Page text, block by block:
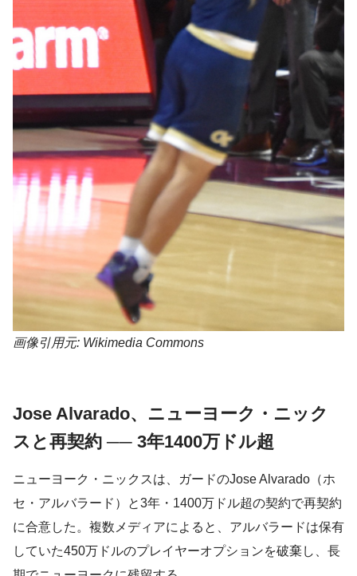
画像引用元: Wikimedia Commons
Jose Alvarado、ニューヨーク・ニック
スと再契約 ── 3年1400万ドル超
ニューヨーク・ニックスは、ガードのJose Alvarado（ホ
セ・アルバラード）と3年・1400万ドル超の契約で再契約
に合意した。複数メディアによると、アルバラードは保有
していた450万ドルのプレイヤーオプションを破棄し、長